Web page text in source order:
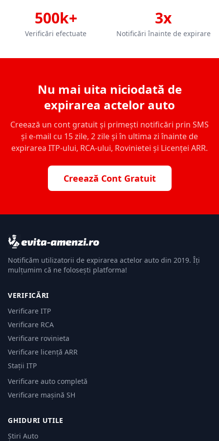
500k+
Verificări efectuate
3x
Notificări înainte de expirare
Nu mai uita niciodată de
expirarea actelor auto
Creează un cont gratuit și primești notificări prin SMS
și e-mail cu 15 zile, 2 zile și în ultima zi înainte de
expirarea ITP-ului, RCA-ului, Rovinietei și Licenței ARR.
Creează Cont Gratuit
Notificăm utilizatorii de expirarea actelor auto din 2019. Îți
mulțumim că ne folosești platforma!
VERIFICĂRI
Verificare ITP
Verificare RCA
Verificare rovinieta
Verificare licență ARR
Stații ITP
Verificare auto completă
Verificare mașină SH
GHIDURI UTILE
Știri Auto